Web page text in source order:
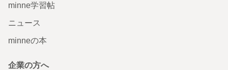
minne学習帖
ニュース
minneの本
企業の方へ